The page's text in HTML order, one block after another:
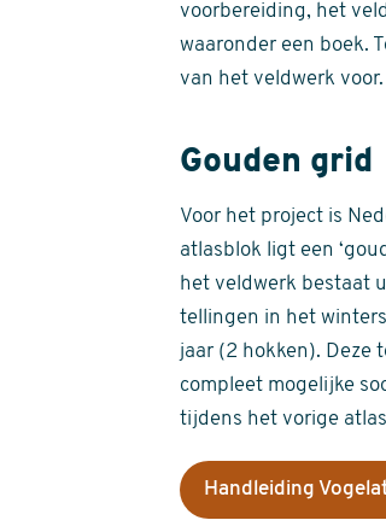
voorbereiding, het
waaronder een boek.
van het veldwerk voor.
Gouden grid
Voor het project is
atlasblok ligt een
het veldwerk bestaat
tellingen in het
jaar (2 hokken). Deze
compleet mogelijke
tijdens het vorige
Handleiding